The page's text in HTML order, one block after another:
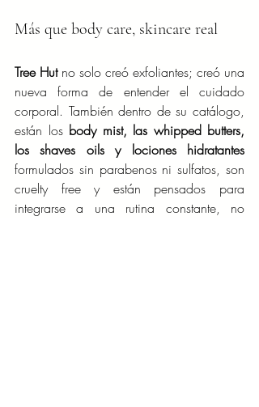
Más que body care, skincare real
Tree Hut no solo creó exfoliantes; creó una
nueva forma de entender el cuidado
corporal. También dentro de su catálogo,
están los body mist, las whipped butters,
los shaves oils y lociones hidratantes
formulados sin parabenos ni sulfatos, son
cruelty free y están pensados para
integrarse a una rutina constante, no